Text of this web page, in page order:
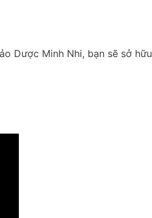
Dược Minh Nhi, bạn sẽ sở hữu